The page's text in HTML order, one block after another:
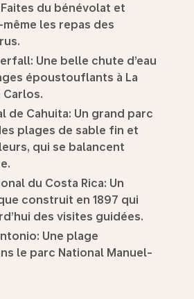
Faites du bénévolat et
les repas des
: Une belle chute d’eau
époustouflants à La
Carlos.
de Cahuita: Un grand parc
plages de sable fin et
qui se balancent
du Costa Rica: Un
construit en 1897 qui
des visites guidées.
: Une plage
le parc National Manuel-